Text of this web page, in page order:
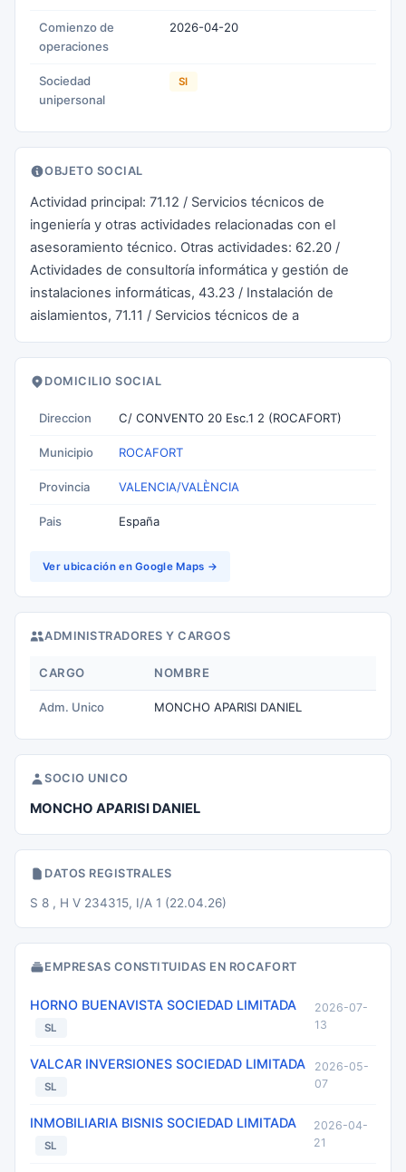
Comienzo de
operaciones
2026-04-20
Sociedad
unipersonal
SI
OBJETO SOCIAL
Actividad principal: 71.12 / Servicios técnicos de
ingeniería y otras actividades relacionadas con el
asesoramiento técnico. Otras actividades: 62.20 /
Actividades de consultoría informática y gestión de
instalaciones informáticas, 43.23 / Instalación de
aislamientos, 71.11 / Servicios técnicos de a
DOMICILIO SOCIAL
Direccion C/ CONVENTO 20 Esc.1 2 (ROCAFORT)
Municipio ROCAFORT
Provincia VALENCIA/VALÈNCIA
Pais España
Ver ubicación en Google Maps →
ADMINISTRADORES Y CARGOS
CARGO NOMBRE
Adm. Unico MONCHO APARISI DANIEL
SOCIO UNICO
MONCHO APARISI DANIEL
DATOS REGISTRALES
S 8 , H V 234315, I/A 1 (22.04.26)
EMPRESAS CONSTITUIDAS EN ROCAFORT
HORNO BUENAVISTA SOCIEDAD LIMITADA
SL
2026-07-
13
VALCAR INVERSIONES SOCIEDAD LIMITADA
SL
2026-05-
07
INMOBILIARIA BISNIS SOCIEDAD LIMITADA
SL
2026-04-
21